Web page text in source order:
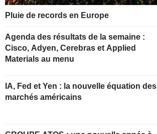
Pluie de records en Europe
Agenda des résultats de la semaine :
Cisco, Adyen, Cerebras et Applied
Materials au menu
IA, Fed et Yen : la nouvelle équation des
marchés américains